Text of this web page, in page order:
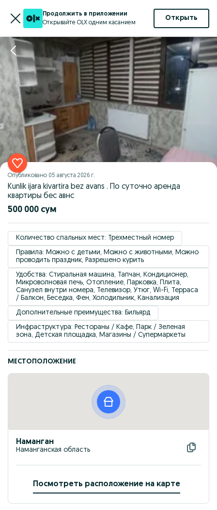
Продолжить в приложении
Открывайте OLX одним касанием
Открыть
Опубликовано 05 августа 2026 г.
Kunlik ijara kivartira bez avans . По суточно аренда
квартиры бес авнс
500 000 сум
Количество спальных мест: Трехместный номер
Правила: Можно с детьми, Можно с животными, Можно
проводить праздник, Разрешено курить
Удобствa: Стиральная машина, Тапчан, Кондиционер,
Микроволновая печь, Отопление, Парковка, Плита,
Санузел внутри номера, Телевизор, Утюг, Wi-Fi, Терраса
/ Балкон, Беседка, Фен, Холодильник, Канализация
Дополнительные преимущества: Бильярд
Инфраструктура: Рестораны / Кафе, Парк / Зеленая
зона, Детская площадка, Магазины / Супермаркеты
МЕСТОПОЛОЖЕНИЕ
Наманган
Наманганская область
Посмотреть расположение на карте